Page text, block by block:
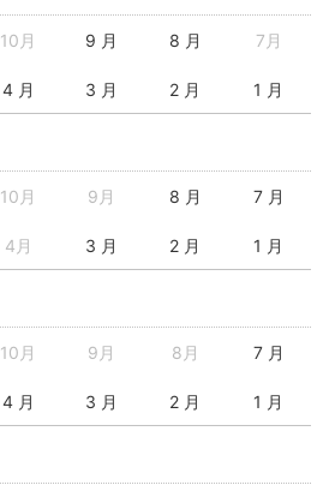
10月 9 月 8 月 7月
4 月 3 月 2 月 1 月
10月 9月 8 月 7 月
4月 3 月 2 月 1 月
10月 9月 8月 7 月
4 月 3 月 2 月 1 月